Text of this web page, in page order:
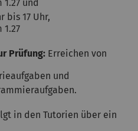
und
bis 17 Uhr,
Prüfung: Erreichen von
und
in den Tutorien über ein